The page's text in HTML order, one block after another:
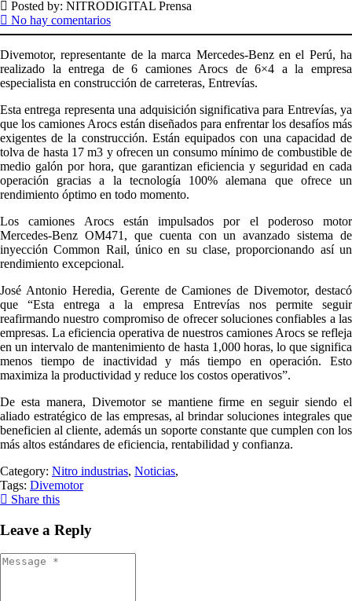
Posted by: NITRODIGITAL Prensa
No hay comentarios
Divemotor, representante de la marca Mercedes-Benz en el Perú, ha
realizado la entrega de 6 camiones Arocs de 6×4 a la empresa
especialista en construcción de carreteras, Entrevías.
Esta entrega representa una adquisición significativa para Entrevías, ya
que los camiones Arocs están diseñados para enfrentar los desafíos más
exigentes de la construcción. Están equipados con una capacidad de
tolva de hasta 17 m3 y ofrecen un consumo mínimo de combustible de
medio galón por hora, que garantizan eficiencia y seguridad en cada
operación gracias a la tecnología 100% alemana que ofrece un
rendimiento óptimo en todo momento.
Los camiones Arocs están impulsados por el poderoso motor
Mercedes-Benz OM471, que cuenta con un avanzado sistema de
inyección Common Rail, único en su clase, proporcionando así un
rendimiento excepcional.
José Antonio Heredia, Gerente de Camiones de Divemotor, destacó
que “Esta entrega a la empresa Entrevías nos permite seguir
reafirmando nuestro compromiso de ofrecer soluciones confiables a las
empresas. La eficiencia operativa de nuestros camiones Arocs se refleja
en un intervalo de mantenimiento de hasta 1,000 horas, lo que significa
menos tiempo de inactividad y más tiempo en operación. Esto
maximiza la productividad y reduce los costos operativos”.
De esta manera, Divemotor se mantiene firme en seguir siendo el
aliado estratégico de las empresas, al brindar soluciones integrales que
beneficien al cliente, además un soporte constante que cumplen con los
más altos estándares de eficiencia, rentabilidad y confianza.
Category: Nitro industrias, Noticias,
Tags: Divemotor
Share this
Leave a Reply